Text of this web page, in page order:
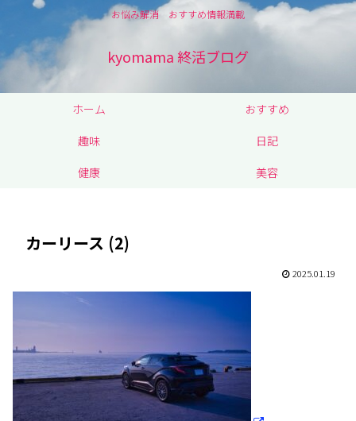
お悩み解消 おすすめ情報満載
kyomama 終活ブログ
ホーム
おすすめ
趣味
日記
健康
美容
カーリース (2)
2025.01.19